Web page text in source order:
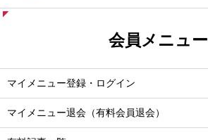
会員メニュー
マイメニュー登録・ログイン
マイメニュー退会（有料会員退会）